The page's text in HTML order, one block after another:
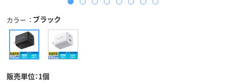
カラー ブラック
販売単位：1個